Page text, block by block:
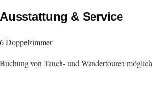
Ausstattung & Service
6 Doppelzimmer
Buchung von Tauch- und Wandertouren möglich